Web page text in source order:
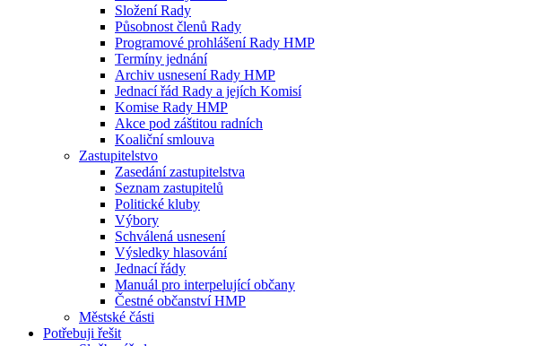
Složení Rady
Působnost členů Rady
Programové prohlášení Rady HMP
Termíny jednání
Archiv usnesení Rady HMP
Jednací řád Rady a jejích Komisí
Komise Rady HMP
Akce pod záštitou radních
Koaliční smlouva
Zastupitelstvo
Zasedání zastupitelstva
Seznam zastupitelů
Politické kluby
Výbory
Schválená usnesení
Výsledky hlasování
Jednací řády
Manuál pro interpelující občany
Čestné občanství HMP
Městské části
Potřebuji řešit